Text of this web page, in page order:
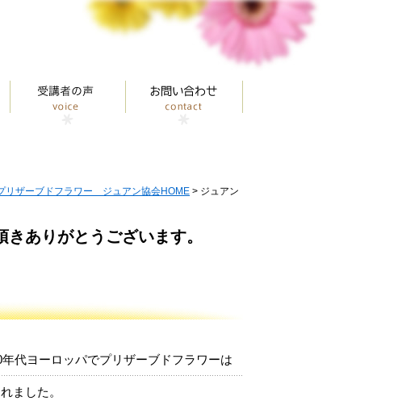
リザーブドフラワー ジュアン協会HOME > ジュアン
ありがとうございます。
年代ヨーロッパでプリザーブドフラワーは
ました。